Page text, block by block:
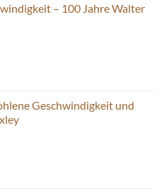
– 100 Jahre Walter
Geschwindigkeit und
€.